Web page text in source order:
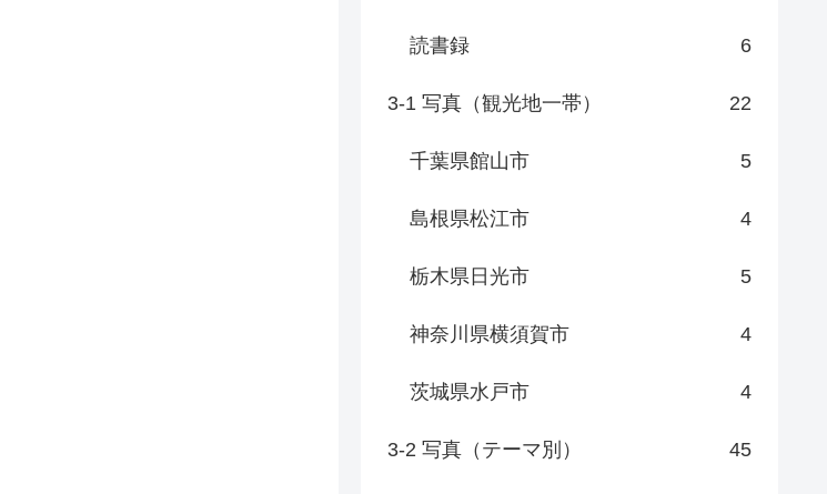
読書録 6
3-1 写真（観光地一帯） 22
千葉県館山市 5
島根県松江市 4
栃木県日光市 5
神奈川県横須賀市 4
茨城県水戸市 4
3-2 写真（テーマ別） 45